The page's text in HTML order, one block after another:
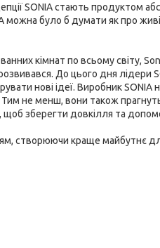
SONIA стають продуктом
було б думати як про
кімнат по всьому світу,
До цього дня лідери
нові ідеї. Виробник SONIA
не менш, вони також
щоб зберегти довкілля та
створюючи краще майбутнє